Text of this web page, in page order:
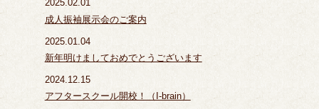
2025.02.01
成人振袖展示会のご案内
2025.01.04
新年明けましておめでとうございます
2024.12.15
アフタースクール開校！（I-brain）